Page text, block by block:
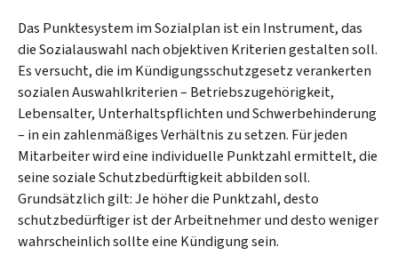
Das Punktesystem im Sozialplan ist ein Instrument, das
die Sozialauswahl nach objektiven Kriterien gestalten soll.
Es versucht, die im Kündigungsschutzgesetz verankerten
sozialen Auswahlkriterien – Betriebszugehörigkeit,
Lebensalter, Unterhaltspflichten und Schwerbehinderung
– in ein zahlenmäßiges Verhältnis zu setzen. Für jeden
Mitarbeiter wird eine individuelle Punktzahl ermittelt, die
seine soziale Schutzbedürftigkeit abbilden soll.
Grundsätzlich gilt: Je höher die Punktzahl, desto
schutzbedürftiger ist der Arbeitnehmer und desto weniger
wahrscheinlich sollte eine Kündigung sein.